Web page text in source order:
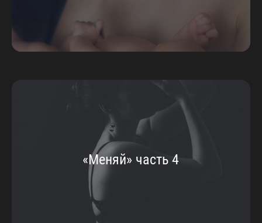
«Меняй» часть 4